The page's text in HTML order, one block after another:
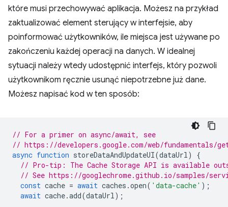
które musi przechowywać aplikacja. Możesz na przykład
zaktualizować element sterujący w interfejsie, aby
poinformować użytkowników, ile miejsca jest używane po
zakończeniu każdej operacji na danych. W idealnej
sytuacji należy wtedy udostępnić interfejs, który pozwoli
użytkownikom ręcznie usunąć niepotrzebne już dane.
Możesz napisać kod w ten sposób:
// For a primer on async/await, see
// https://developers.google.com/web/fundamentals/
async function storeDataAndUpdateUI(dataUrl)
{
// Pro-tip: The Cache Storage API is available
// See https://googlechrome.github.io/samples/
const cache = await caches .open( 'data-cache' );
await cache.add(dataUrl);